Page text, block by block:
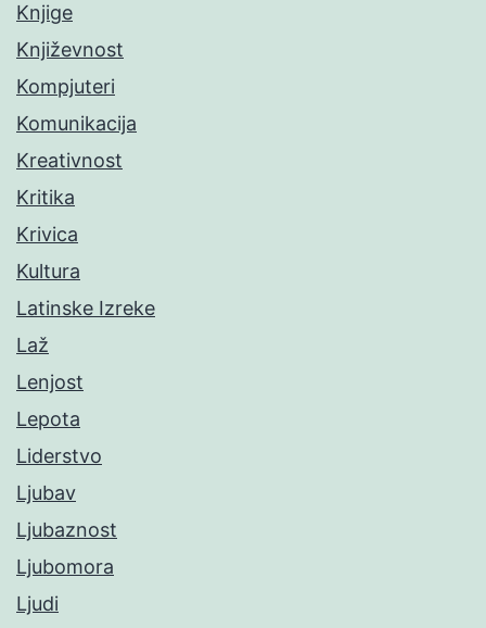
Knjige
Književnost
Kompjuteri
Komunikacija
Kreativnost
Kritika
Krivica
Kultura
Latinske Izreke
Laž
Lenjost
Lepota
Liderstvo
Ljubav
Ljubaznost
Ljubomora
Ljudi